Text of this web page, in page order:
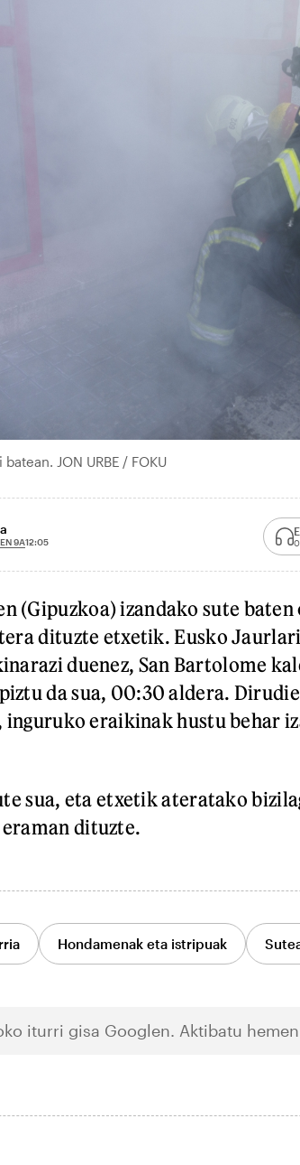
JON URBE / FOKU
9A12:05
(Gipuzkoa) izandako sute
dituzte etxetik. Eusko
duenez, San Bartolome
da sua, 00:30 aldera.
inguruko eraikinak hustu behar
sua, eta etxetik ateratako
dituzte.
Hondamenak eta istripuak
iturri gisa Googlen. Aktibatu hemen